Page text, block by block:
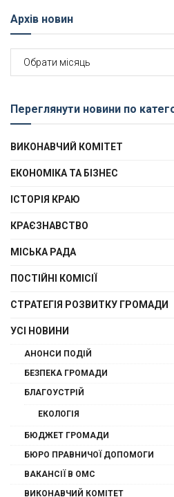
Архів новин
новин
Переглянути новини по
ВИКОНАВЧИЙ КОМІТЕТ
ЕКОНОМІКА ТА БІЗНЕС
ІСТОРІЯ КРАЮ
КРАЄЗНАВСТВО
МІСЬКА РАДА
ПОСТІЙНІ КОМІСІЇ
СТРАТЕГІЯ РОЗВИТКУ ГРОМАДИ
УСІ НОВИНИ
АНОНСИ ПОДІЙ
БЕЗПЕКА ГРОМАДИ
БЛАГОУСТРІЙ
ЕКОЛОГІЯ
БЮДЖЕТ ГРОМАДИ
БЮРО ПРАВНИЧОЇ ДОПОМОГИ
ВАКАНСІЇ В ОМС
ВИКОНАВЧИЙ КОМІТЕТ